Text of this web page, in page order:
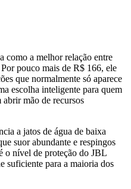
como a melhor relação entre
pouco mais de R$ 166, ele
que normalmente só aparece
escolha inteligente para quem
abrir mão de recursos
a jatos de água de baixa
suor abundante e respingos
o nível de proteção do JBL
suficiente para a maioria dos